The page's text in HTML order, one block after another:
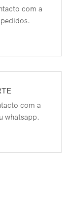
com a
com a
whatsapp.